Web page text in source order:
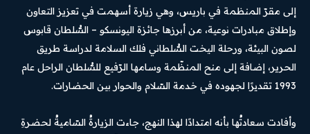
إلى مقرّ المنظمة في باريس، وهي زيارة أسهمت في تعزيز التعاون
وإطلاق مبادرات نوعية، من أبرزها جائزة اليونسكو – السُّلطان قابوس
لصون البيئة، ورحلة اليخت السُّلطاني فلك السلامة لدراسة طريق
الحرير، إضافة إلى منح المنظّمة وسامها الرّفيع للسُّلطان الراحل عام
1993 تقديرًا لجهوده في خدمة السّلام والحوار بين الحضارات.
وأفادت سعادتُها بأنه امتدادًا لهذا النهج، جاءت الزيارةُ السّاميةُ لحضرةِ